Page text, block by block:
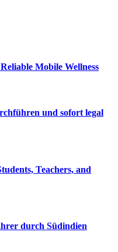
Mobile Wellness
und sofort legal
Teachers, and
durch Südindien